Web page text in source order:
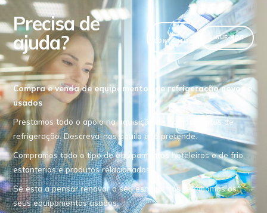
Precisa de
ajuda?
VER
CONTACTOS
LIGUE-NOS
Compra e venda de equipamentos de refrigeração novos e
usados
Prestamos todo o apoio na aquisição de equipamentos de
refrigeração. Descreva-nos aquilo que pretende.
Compramos todo o tipo de equipamentos hoteleiros e de frio,
estanterias e produtos relacionados.
Se esta a pensar renovar o seu espaço, nós retomamos os
seus equipamentos usados.